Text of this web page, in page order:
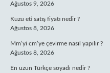
Ağustos 9, 2026
Kuzu eti satış fiyatı nedir ?
Ağustos 8, 2026
Mm’yi cm’ye çevirme nasıl yapılır ?
Ağustos 8, 2026
En uzun Türkçe soyadı nedir ?